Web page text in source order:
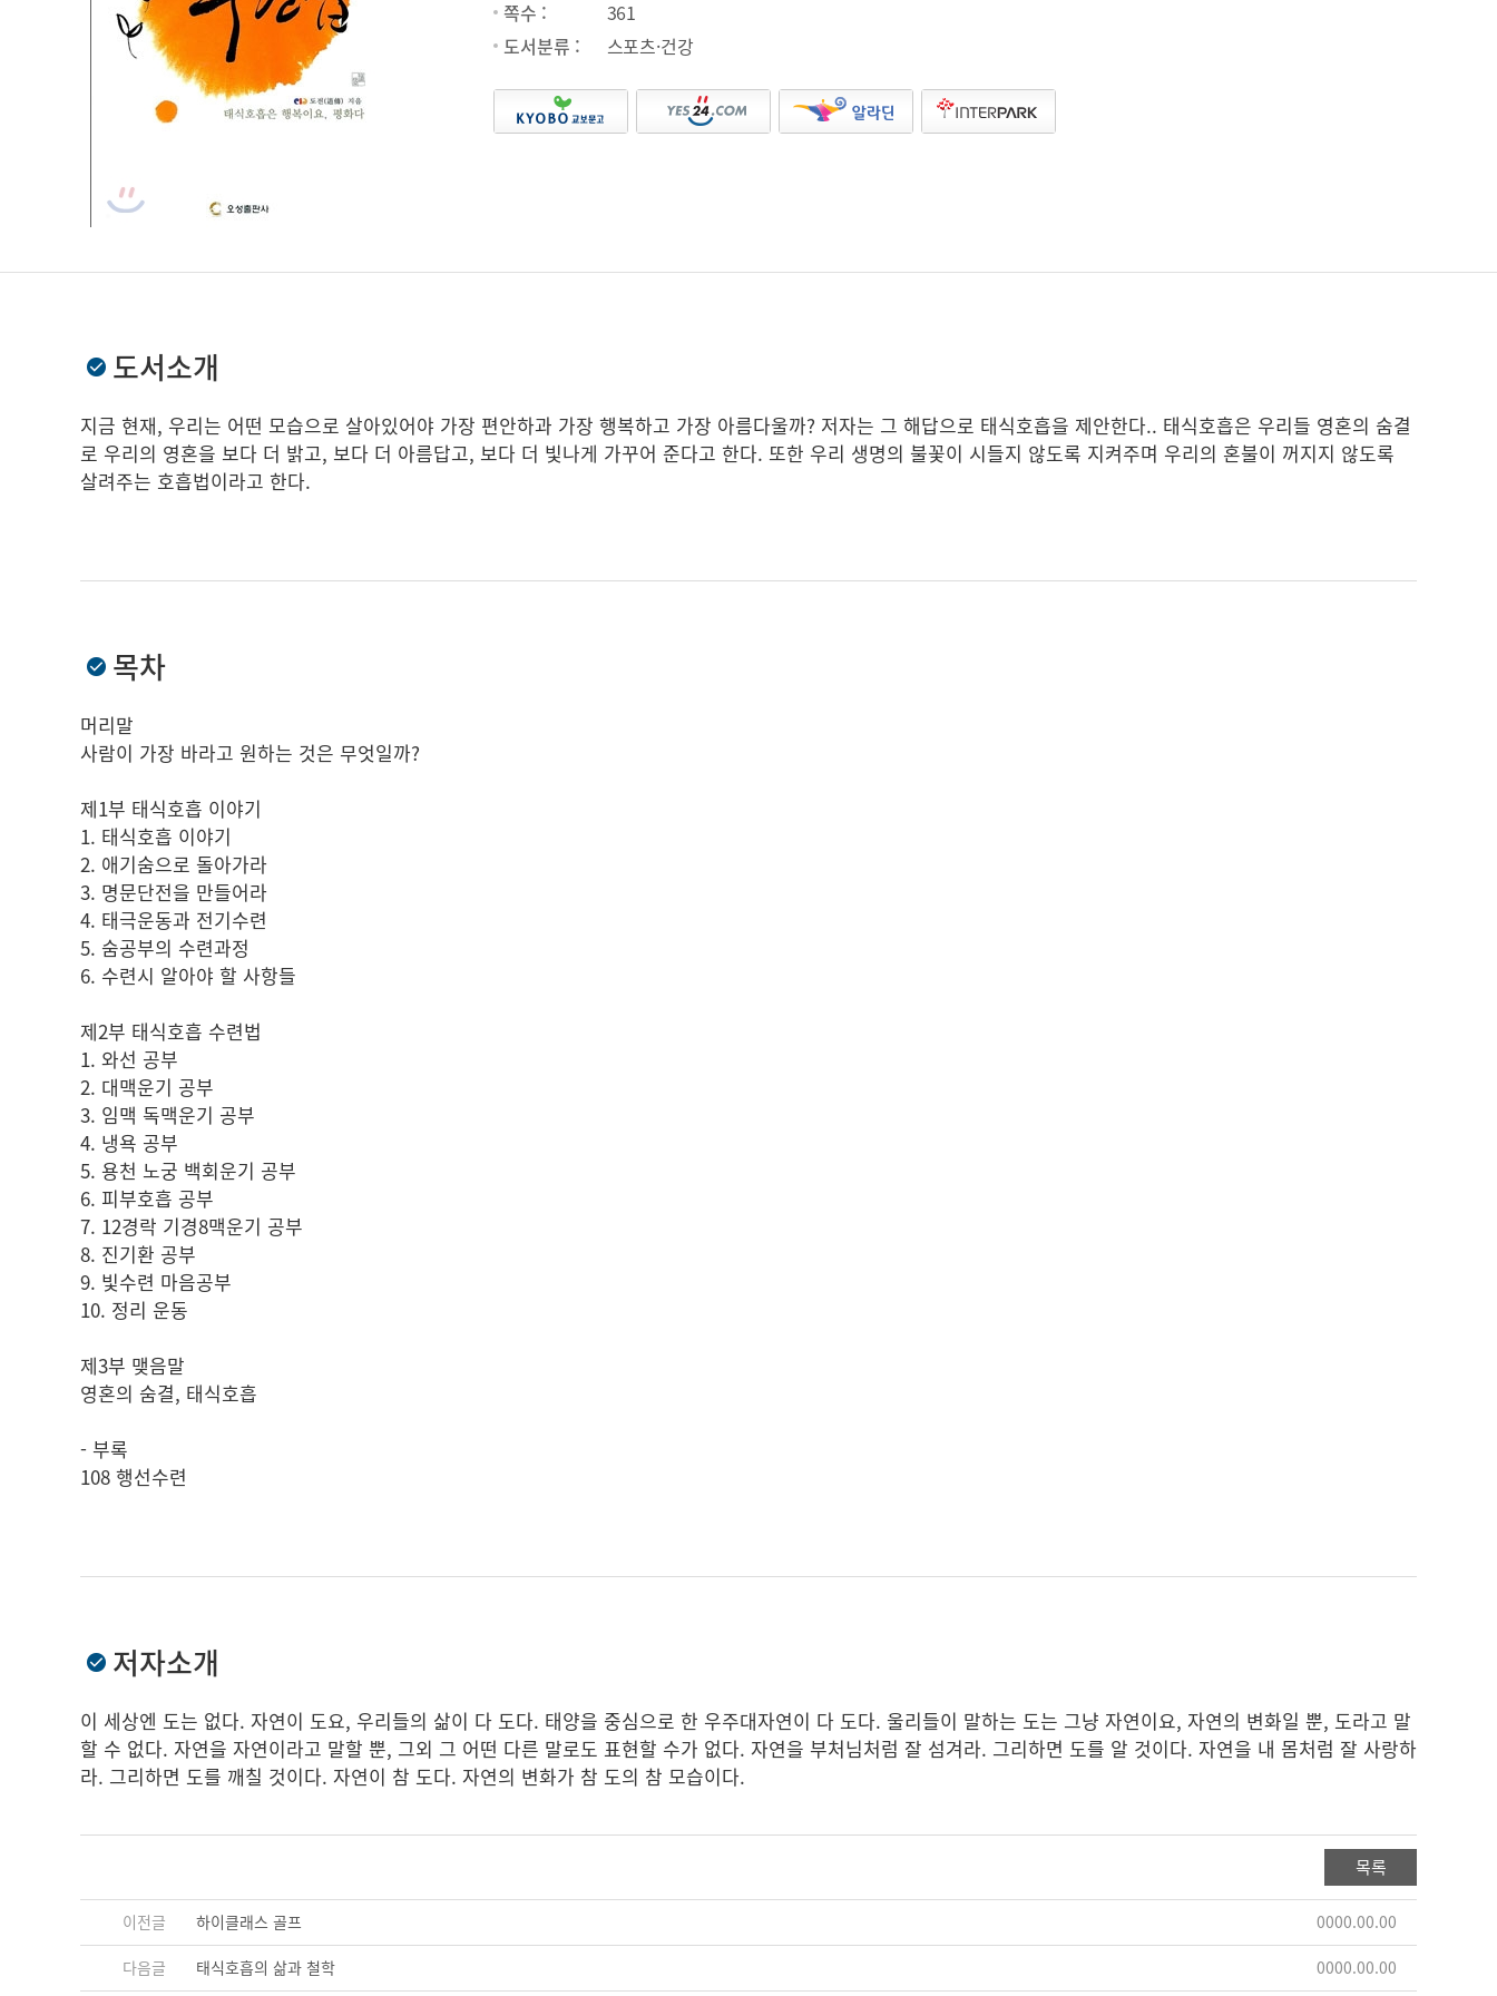
쪽수 :
361
도서분류 :
스포츠·건강
도서소개
지금 현재, 우리는 어떤 모습으로 살아있어야 가장 편안하과 가장 행복하고 가장 아름다울까? 저자는 그 해답으로 태식호흡을 제안한다.. 태식호흡은 우리들 영혼의 숨결
로 우리의 영혼을 보다 더 밝고, 보다 더 아름답고, 보다 더 빛나게 가꾸어 준다고 한다. 또한 우리 생명의 불꽃이 시들지 않도록 지켜주며 우리의 혼불이 꺼지지 않도록
살려주는 호흡법이라고 한다.
목차
머리말
사람이 가장 바라고 원하는 것은 무엇일까?
제1부 태식호흡 이야기
1. 태식호흡 이야기
2. 애기숨으로 돌아가라
3. 명문단전을 만들어라
4. 태극운동과 전기수련
5. 숨공부의 수련과정
6. 수련시 알아야 할 사항들
제2부 태식호흡 수련법
1. 와선 공부
2. 대맥운기 공부
3. 임맥 독맥운기 공부
4. 냉욕 공부
5. 용천 노궁 백회운기 공부
6. 피부호흡 공부
7. 12경락 기경8맥운기 공부
8. 진기환 공부
9. 빛수련 마음공부
10. 정리 운동
제3부 맺음말
영혼의 숨결, 태식호흡
- 부록
108 행선수련
저자소개
이 세상엔 도는 없다. 자연이 도요, 우리들의 삶이 다 도다. 태양을 중심으로 한 우주대자연이 다 도다. 울리들이 말하는 도는 그냥 자연이요, 자연의 변화일 뿐, 도라고 말
할 수 없다. 자연을 자연이라고 말할 뿐, 그외 그 어떤 다른 말로도 표현할 수가 없다. 자연을 부처님처럼 잘 섬겨라. 그리하면 도를 알 것이다. 자연을 내 몸처럼 잘 사랑하
라. 그리하면 도를 깨칠 것이다. 자연이 참 도다. 자연의 변화가 참 도의 참 모습이다.
목록
이전글 하이클래스 골프 0000.00.00
다음글 태식호흡의 삶과 철학 0000.00.00